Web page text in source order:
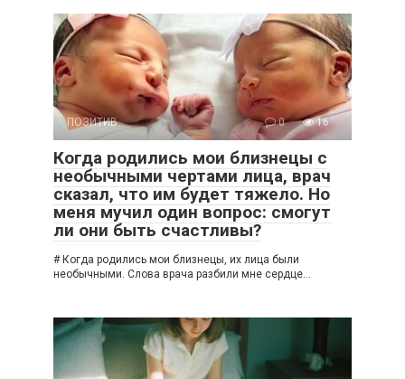
ПОЗИТИВ 0 16
Когда родились мои близнецы с
необычными чертами лица, врач
сказал, что им будет тяжело. Но
меня мучил один вопрос: смогут
ли они быть счастливы?
# Когда родились мои близнецы, их лица были
необычными. Слова врача разбили мне сердце…